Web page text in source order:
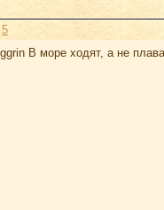
5
В море ходят, а не